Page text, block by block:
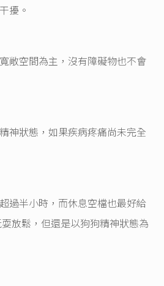
擾。
敞空間為主，沒有障礙物也不會
神狀態，如果疾病疼痛尚未完全
過半小時，而休息空檔也最好給
放鬆，但還是以狗狗精神狀態為